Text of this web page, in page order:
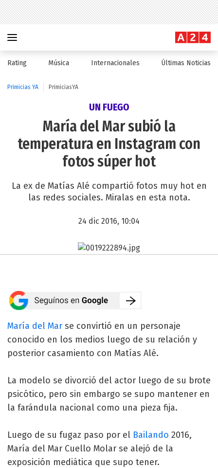
Rating Música Internacionales Últimas Noticias
Primicias YA PrimiciasYA
UN FUEGO
María del Mar subió la
temperatura en Instagram con
fotos súper hot
La ex de Matías Alé compartió fotos muy hot en
las redes sociales. Miralas en esta nota.
24 dic 2016, 10:04
María del Mar se convirtió en un personaje
conocido en los medios luego de su relación y
posterior casamiento con Matías Alé.
La modelo se divorció del actor luego de su brote
psicótico, pero sin embargo se supo mantener en
la farándula nacional como una pieza fija.
Luego de su fugaz paso por el Bailando 2016,
María del Mar Cuello Molar se alejó de la
exposición mediática que supo tener.